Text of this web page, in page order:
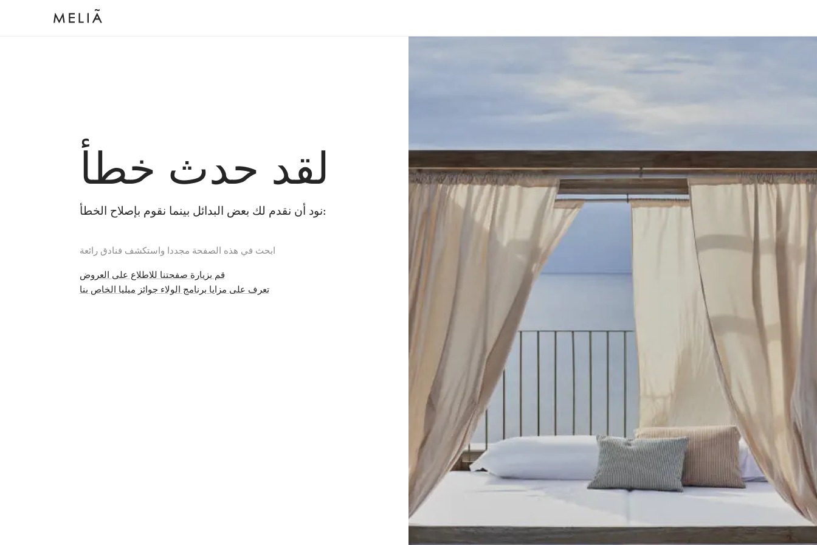
لقد حدث خطأ
نود أن نقدم لك بعض البدائل بينما نقوم بإصلاح الخطأ:
ابحث في هذه الصفحة مجددا واستكشف فنادق رائعة
قم بزيارة صفحتنا للاطلاع على العروض
تعرف على مزايا برنامج الولاء جوائز ميليا الخاص بنا